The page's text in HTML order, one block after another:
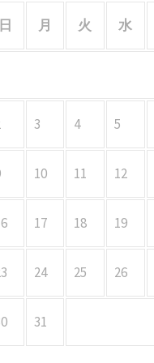
月 火 水
3 4 5
10 11 12
17 18 19
24 25 26
31